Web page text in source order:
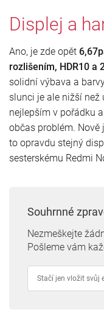
Displej a
Ano, je zde opět
rozlišením, HDR10 a
solidní výbava a
slunci je ale nižší než
nejlepším v pořádku
občas problém. Nově
to opravdu stejný
sesterskému Redmi
Souhrnné
Nezmeškejte
Pošleme vám